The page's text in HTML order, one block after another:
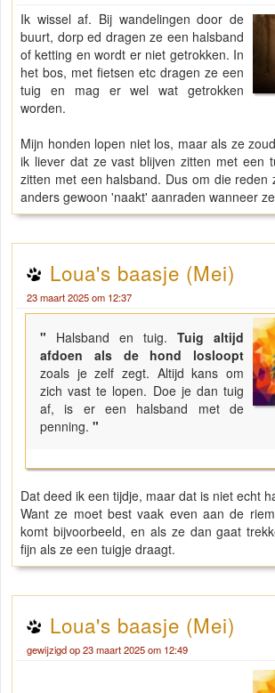
Ik wissel af. Bij wandelingen door de
buurt, dorp ed dragen ze een halsband
of ketting en wordt er niet getrokken. In
het bos, met fietsen etc dragen ze een
tuig en mag er wel wat getrokken
worden.
Mijn honden lopen niet los, maar als ze
ik liever dat ze vast blijven zitten met een
zitten met een halsband. Dus om die reden
anders gewoon 'naakt' aanraden wanneer
Loua's baasje (Mei)
23 maart 2025 om 12:37
" Halsband en tuig.Tuig altijd
afdoen als de hond losloopt
zoals je zelf zegt. Altijd kans om
zich vast te lopen. Doe je dan tuig
af, is er een halsband met de
penning. "
Dat deed ik een tijdje, maar dat is niet echt
Want ze moet best vaak even aan de
komt bijvoorbeeld, en als ze dan gaat
fijn als ze een tuigje draagt.
Loua's baasje (Mei)
gewijzigd op 23 maart 2025 om 12:49